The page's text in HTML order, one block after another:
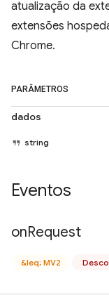
atualização da
extensões
Chrome.
PARÂMETROS
dados
string
Eventos
onRequest
&leq; MV2